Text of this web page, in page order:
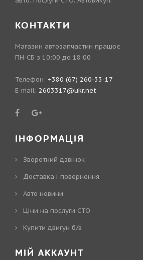
КОНТАКТИ
Магазин автозапчастин працює
ПН-СБ з 10:00 до 18:00
Телефон: +380 (67) 260-33-17
E-mail: 2603317@ukr.net
ІНФОРМАЦІЯ
Зворотний дзвінок
Доставка і повернення
Авто новини
Ціни на послуги СТО
Купити двигун б/в
МІЙ АККАУНТ